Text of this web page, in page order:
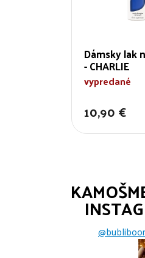
Dámsky lak
- CHARLIE
vypredané
10,90 €